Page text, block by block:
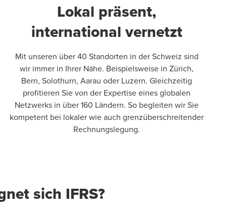
Lokal präsent,
international vernetzt
Mit unseren über 40 Standorten in der Schweiz sind
wir immer in Ihrer Nähe. Beispielsweise in Zürich,
Bern, Solothurn, Aarau oder Luzern. Gleichzeitig
profitieren Sie von der Expertise eines globalen
Netzwerks in über 160 Ländern. So begleiten wir Sie
kompetent bei lokaler wie auch grenzüberschreitender
Rechnungslegung.
sich IFRS?